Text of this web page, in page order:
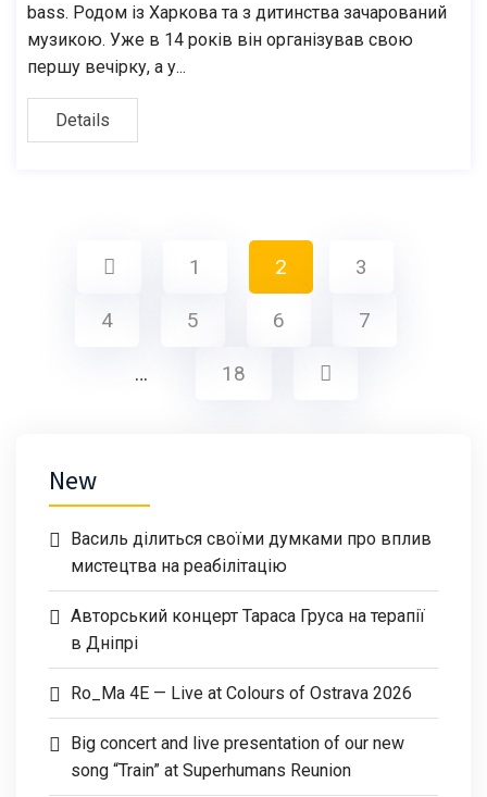
bass. Родом із Харкова та з дитинства зачарований
музикою. Уже в 14 років він організував свою
першу вечірку, а у...
Details
1 2 3
4 5 6 7
… 18
New
Василь ділиться своїми думками про вплив
мистецтва на реабілітацію
Авторський концерт Тараса Груса на терапії
в Дніпрі
Ro_Ma 4E — Live at Colours of Ostrava 2026
Big concert and live presentation of our new
song “Train” at Superhumans Reunion